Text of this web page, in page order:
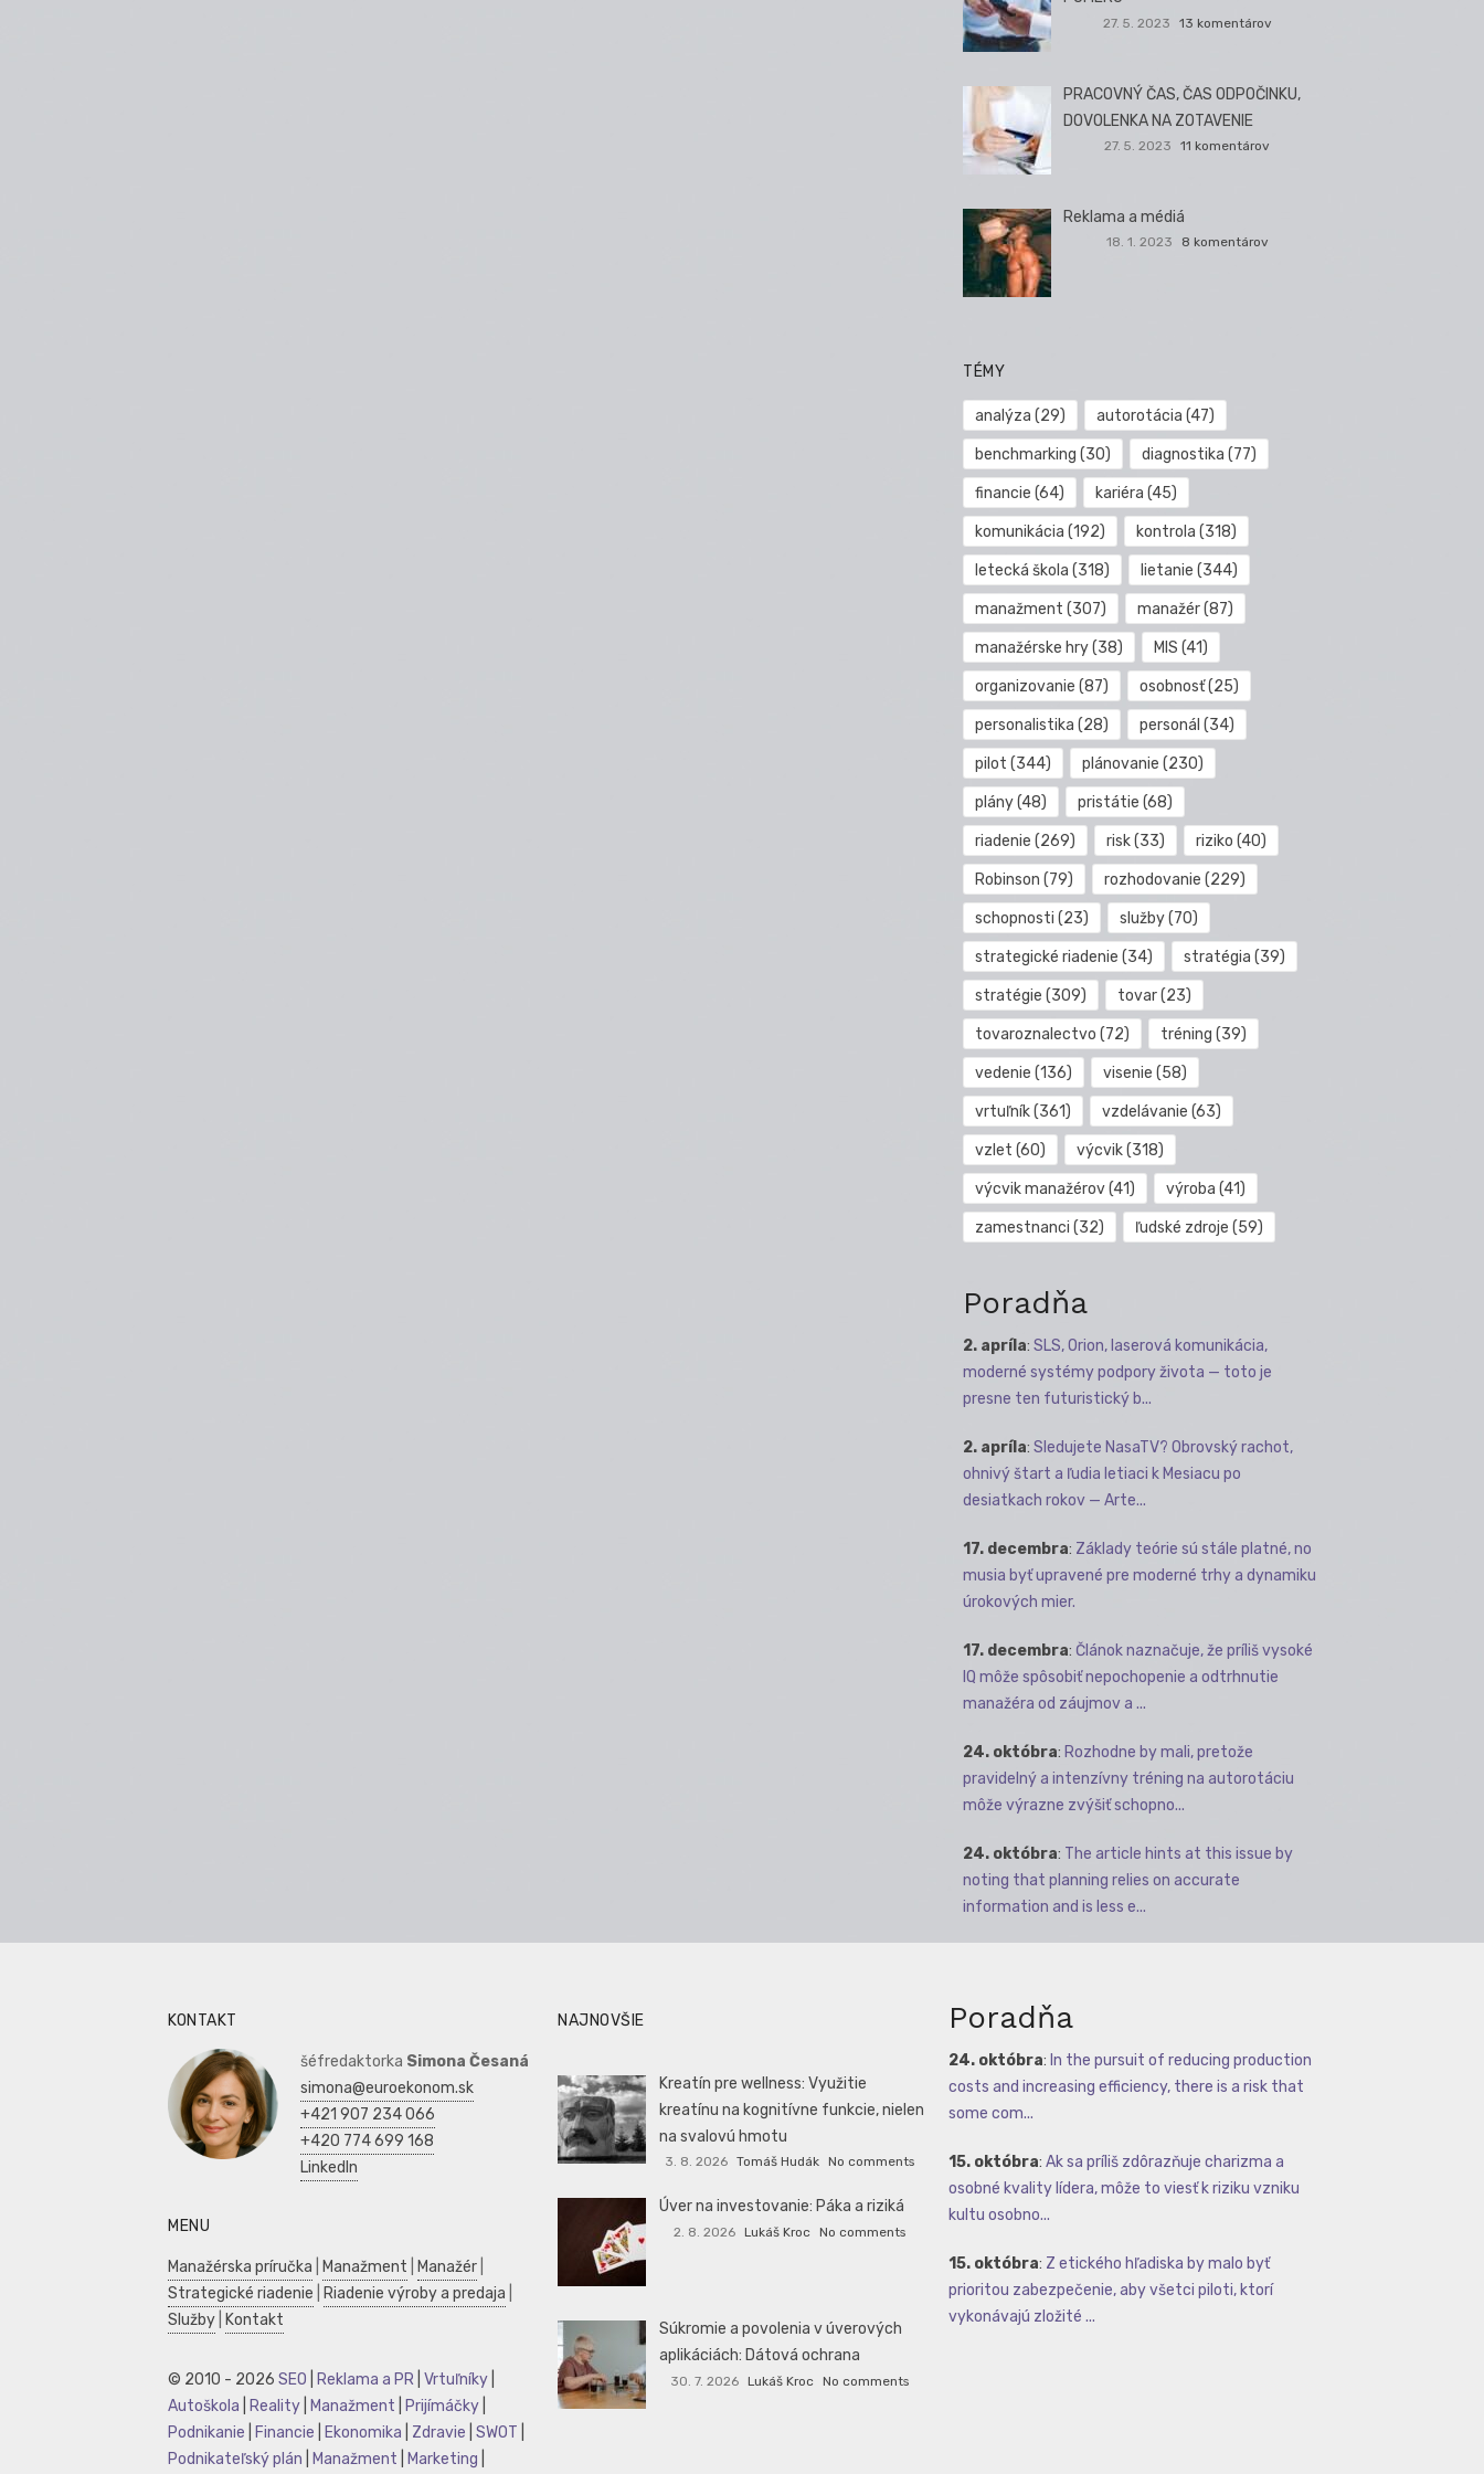
27. 5. 2023 13 komentárov
PRACOVNÝ ČAS, ČAS ODPOČINKU,
DOVOLENKA NA ZOTAVENIE
27. 5. 2023 11 komentárov
Reklama a médiá
18. 1. 2023 8 komentárov
TÉMY
analýza (29) autorotácia (47)
benchmarking (30) diagnostika (77)
financie (64) kariéra (45)
komunikácia (192) kontrola (318)
letecká škola (318) lietanie (344)
manažment (307) manažér(87)
manažérske hry(38) MIS (41)
organizovanie (87) osobnosť(25)
personalistika (28) personál (34)
pilot (344) plánovanie (230)
plány(48) pristátie (68)
riadenie (269) risk(33) riziko (40)
Robinson (79) rozhodovanie (229)
schopnosti (23) služby(70)
strategické riadenie (34) stratégia (39)
stratégie (309) tovar(23)
tovaroznalectvo (72) tréning (39)
vedenie (136) visenie (58)
vrtuľník(361) vzdelávanie (63)
vzlet (60) výcvik(318)
výcvik manažérov(41) výroba (41)
zamestnanci (32) ľudské zdroje (59)
Poradňa
2. apríla: SLS, Orion, laserová komunikácia,
moderné systémy podpory života — toto je
presne ten futuristický b...
2. apríla: Sledujete NasaTV? Obrovský rachot,
ohnivý štart a ľudia letiaci k Mesiacu po
desiatkach rokov — Arte...
17. decembra: Základy teórie sú stále platné, no
musia byť upravené pre moderné trhy a dynamiku
úrokových mier.
17. decembra: Článok naznačuje, že príliš vysoké
IQ môže spôsobiť nepochopenie a odtrhnutie
manažéra od záujmov a ...
24. októbra: Rozhodne by mali, pretože
pravidelný a intenzívny tréning na autorotáciu
môže výrazne zvýšiť schopno...
24. októbra: The article hints at this issue by
noting that planning relies on accurate
information and is less e...
KONTAKT
šéfredaktorka Simona Česaná
simona@euroekonom.sk
+421 907 234 066
+420 774 699 168
LinkedIn
MENU
Manažérska príručka Manažment Manažér
Strategické riadenie
Riadenie výroby a predaja
Služby
Kontakt
© 2010 - 2026 SEO Reklama a PR Vrtuľníky
Autoškola
Reality Manažment Prijímáčky
Podnikanie
Financie Ekonomika Zdravie SWOT
Podnikateľský plán
Manažment Marketing
NAJNOVŠIE
Kreatín pre wellness: Využitie
kreatínu na kognitívne funkcie, nielen
na svalovú hmotu
3. 8. 2026 Tomáš Hudák No comments
Úver na investovanie: Páka a riziká
2. 8. 2026 Lukáš Kroc No comments
Súkromie a povolenia v úverových
aplikáciách: Dátová ochrana
30. 7. 2026 Lukáš Kroc No comments
Poradňa
24. októbra: In the pursuit of reducing production
costs and increasing efficiency, there is a risk that
some com...
15. októbra: Ak sa príliš zdôrazňuje charizma a
osobné kvality lídera, môže to viesť k riziku vzniku
kultu osobno...
15. októbra: Z etického hľadiska by malo byť
prioritou zabezpečenie, aby všetci piloti, ktorí
vykonávajú zložité ...